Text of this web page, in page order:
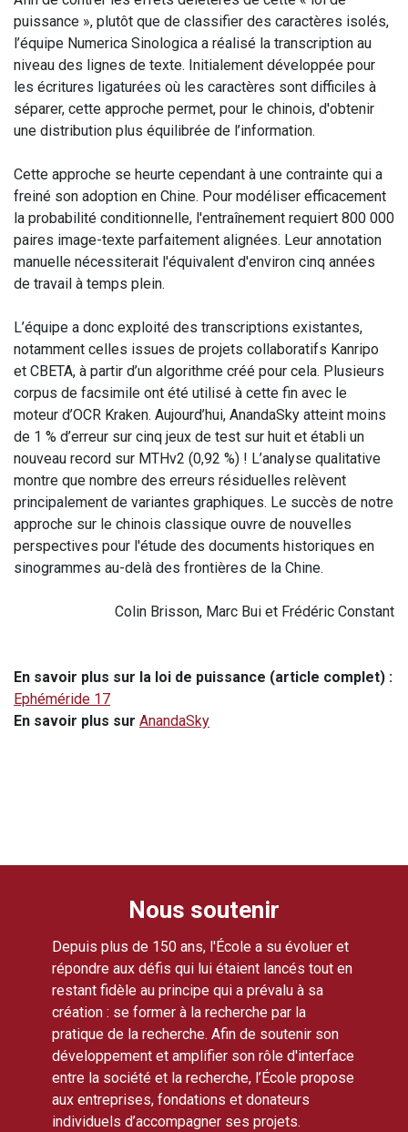
puissance », plutôt que de classifier des caractères isolés,
l’équipe Numerica Sinologica a réalisé la transcription au
niveau des lignes de texte. Initialement développée pour
les écritures ligaturées où les caractères sont difficiles à
séparer, cette approche permet, pour le chinois, d'obtenir
une distribution plus équilibrée de l’information.
Cette approche se heurte cependant à une contrainte qui a
freiné son adoption en Chine. Pour modéliser efficacement
la probabilité conditionnelle, l'entraînement requiert 800 000
paires image-texte parfaitement alignées. Leur annotation
manuelle nécessiterait l'équivalent d'environ cinq années
de travail à temps plein.
L’équipe a donc exploité des transcriptions existantes,
notamment celles issues de projets collaboratifs Kanripo
et CBETA, à partir d’un algorithme créé pour cela. Plusieurs
corpus de facsimile ont été utilisé à cette fin avec le
moteur d’OCR Kraken. Aujourd’hui, AnandaSky atteint moins
de 1 % d’erreur sur cinq jeux de test sur huit et établi un
nouveau record sur MTHv2 (0,92 %) ! L’analyse qualitative
montre que nombre des erreurs résiduelles relèvent
principalement de variantes graphiques. Le succès de notre
approche sur le chinois classique ouvre de nouvelles
perspectives pour l'étude des documents historiques en
sinogrammes au-delà des frontières de la Chine.
Colin Brisson, Marc Bui et Frédéric Constant
En savoir plus sur la loi de puissance (article complet) :
Ephéméride 17
En savoir plus sur AnandaSky
Nous soutenir
Depuis plus de 150 ans, l'École a su évoluer et
répondre aux défis qui lui étaient lancés tout en
restant fidèle au principe qui a prévalu à sa
création : se former à la recherche par la
pratique de la recherche. Afin de soutenir son
développement et amplifier son rôle d'interface
entre la société et la recherche, l’École propose
aux entreprises, fondations et donateurs
individuels d’accompagner ses projets.